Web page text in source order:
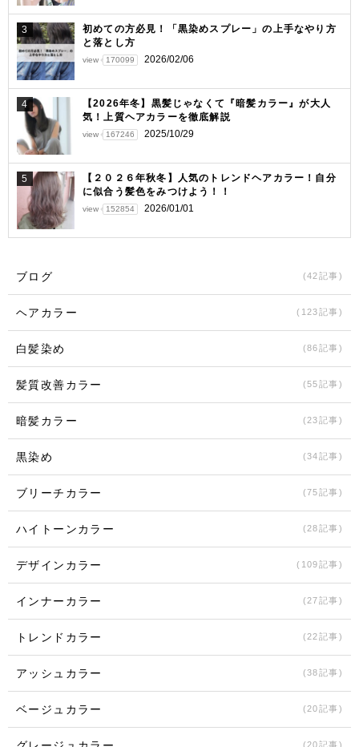
3
初めての方必見！「黒染めスプレー」の上手なやり方
と落とし方
view 170099 2026/02/06
4
【2026年冬】黒髪じゃなくて『暗髪カラー』が大人
気！上質ヘアカラーを徹底解説
view 167246 2025/10/29
5
【２０２６年秋冬】人気のトレンドヘアカラー！自分
に似合う髪色をみつけよう！！
view 152854 2026/01/01
ブログ (42記事)
ヘアカラー (123記事)
白髪染め (86記事)
髪質改善カラー (55記事)
暗髪カラー (23記事)
黒染め (34記事)
ブリーチカラー (75記事)
ハイトーンカラー (28記事)
デザインカラー (109記事)
インナーカラー (27記事)
トレンドカラー (22記事)
アッシュカラー (38記事)
ベージュカラー (20記事)
(20記事)